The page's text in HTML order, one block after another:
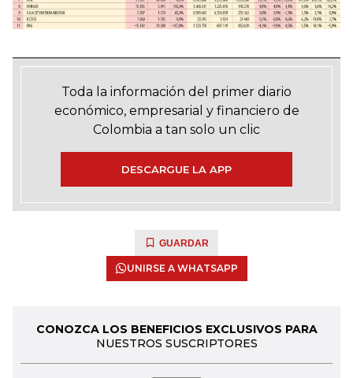
Toda la información del primer diario
económico, empresarial y financiero de
Colombia a tan solo un clic
DESCARGUE LA APP
GUARDAR
UNIRSE A WHATSAPP
CONOZCA LOS BENEFICIOS EXCLUSIVOS PARA
NUESTROS SUSCRIPTORES